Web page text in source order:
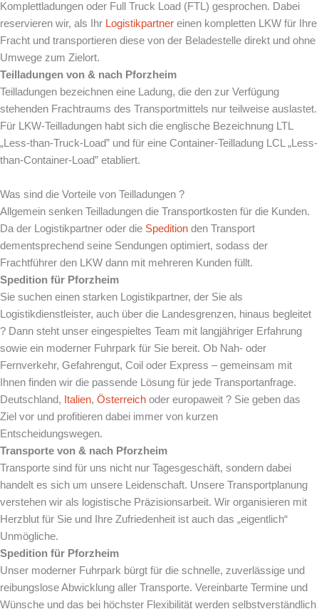
Komplettladungen oder Full Truck Load (FTL) gesprochen. Dabei
reservieren wir, als Ihr Logistikpartner einen kompletten LKW für Ihre
Fracht und transportieren diese von der Beladestelle direkt und ohne
Umwege zum Zielort.
Teilladungen von & nach Pforzheim
Teilladungen bezeichnen eine Ladung, die den zur Verfügung
stehenden Frachtraums des Transportmittels nur teilweise auslastet.
Für LKW-Teilladungen habt sich die englische Bezeichnung LTL
„Less-than-Truck-Load” und für eine Container-Teilladung LCL „Less-
than-Container-Load” etabliert.
Was sind die Vorteile von Teilladungen ?
Allgemein senken Teilladungen die Transportkosten für die Kunden.
Da der Logistikpartner oder die Spedition den Transport
dementsprechend seine Sendungen optimiert, sodass der
Frachtführer den LKW dann mit mehreren Kunden füllt.
Spedition für Pforzheim
Sie suchen einen starken Logistikpartner, der Sie als
Logistikdienstleister, auch über die Landesgrenzen, hinaus begleitet
? Dann steht unser eingespieltes Team mit langjähriger Erfahrung
sowie ein moderner Fuhrpark für Sie bereit. Ob Nah- oder
Fernverkehr, Gefahrengut, Coil oder Express – gemeinsam mit
Ihnen finden wir die passende Lösung für jede Transportanfrage.
Deutschland, Italien, Österreich oder europaweit ? Sie geben das
Ziel vor und profitieren dabei immer von kurzen
Entscheidungswegen.
Transporte von & nach Pforzheim
Transporte sind für uns nicht nur Tagesgeschäft, sondern dabei
handelt es sich um unsere Leidenschaft. Unsere Transportplanung
verstehen wir als logistische Präzisionsarbeit. Wir organisieren mit
Herzblut für Sie und Ihre Zufriedenheit ist auch das „eigentlich“
Unmögliche.
Spedition für Pforzheim
Unser moderner Fuhrpark bürgt für die schnelle, zuverlässige und
reibungslose Abwicklung aller Transporte. Vereinbarte Termine und
Wünsche und das bei höchster Flexibilität werden selbstverständlich